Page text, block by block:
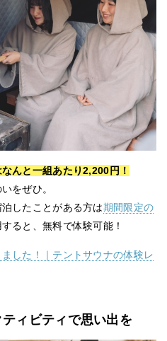
んと一組あたり2,200円！
をぜひ。
したことがある方は期間限定の
ると、無料で体験可能！
した！｜テントサウナの体験レ
ティビティで思い出を